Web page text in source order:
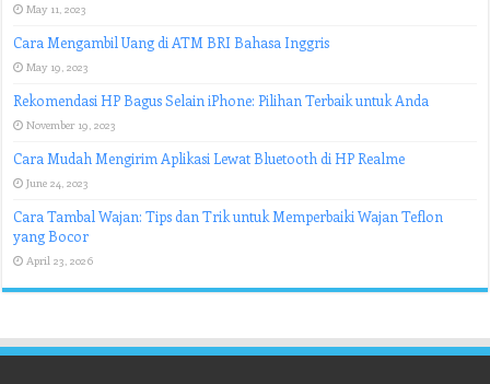
May 11, 2023
Cara Mengambil Uang di ATM BRI Bahasa Inggris
May 19, 2023
Rekomendasi HP Bagus Selain iPhone: Pilihan Terbaik untuk Anda
November 19, 2023
Cara Mudah Mengirim Aplikasi Lewat Bluetooth di HP Realme
June 24, 2023
Cara Tambal Wajan: Tips dan Trik untuk Memperbaiki Wajan Teflon
yang Bocor
April 23, 2026